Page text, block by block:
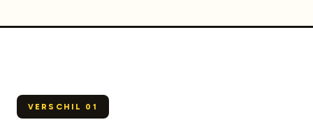
VERSCHIL 01